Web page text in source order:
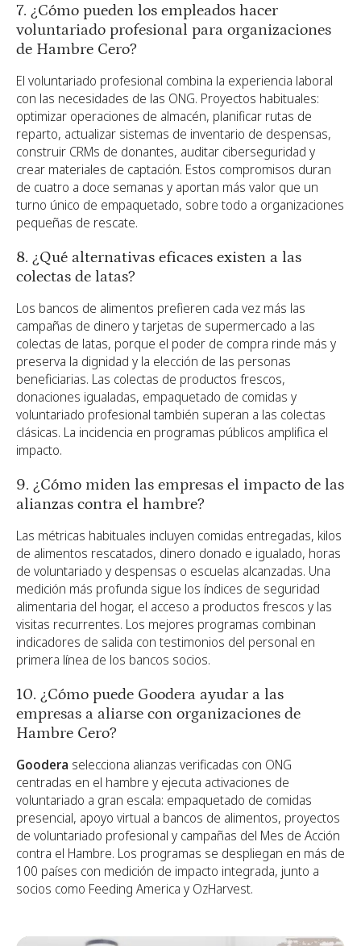
7. ¿Cómo pueden los empleados hacer
voluntariado profesional para organizaciones
de Hambre Cero?
El voluntariado profesional combina la experiencia laboral
con las necesidades de las ONG. Proyectos habituales:
optimizar operaciones de almacén, planificar rutas de
reparto, actualizar sistemas de inventario de despensas,
construir CRMs de donantes, auditar ciberseguridad y
crear materiales de captación. Estos compromisos duran
de cuatro a doce semanas y aportan más valor que un
turno único de empaquetado, sobre todo a organizaciones
pequeñas de rescate.
8. ¿Qué alternativas eficaces existen a las
colectas de latas?
Los bancos de alimentos prefieren cada vez más las
campañas de dinero y tarjetas de supermercado a las
colectas de latas, porque el poder de compra rinde más y
preserva la dignidad y la elección de las personas
beneficiarias. Las colectas de productos frescos,
donaciones igualadas, empaquetado de comidas y
voluntariado profesional también superan a las colectas
clásicas. La incidencia en programas públicos amplifica el
impacto.
9. ¿Cómo miden las empresas el impacto de las
alianzas contra el hambre?
Las métricas habituales incluyen comidas entregadas, kilos
de alimentos rescatados, dinero donado e igualado, horas
de voluntariado y despensas o escuelas alcanzadas. Una
medición más profunda sigue los índices de seguridad
alimentaria del hogar, el acceso a productos frescos y las
visitas recurrentes. Los mejores programas combinan
indicadores de salida con testimonios del personal en
primera línea de los bancos socios.
10. ¿Cómo puede Goodera ayudar a las
empresas a aliarse con organizaciones de
Hambre Cero?
Goodera selecciona alianzas verificadas con ONG
centradas en el hambre y ejecuta activaciones de
voluntariado a gran escala: empaquetado de comidas
presencial, apoyo virtual a bancos de alimentos, proyectos
de voluntariado profesional y campañas del Mes de Acción
contra el Hambre. Los programas se despliegan en más de
100 países con medición de impacto integrada, junto a
socios como Feeding America y OzHarvest.